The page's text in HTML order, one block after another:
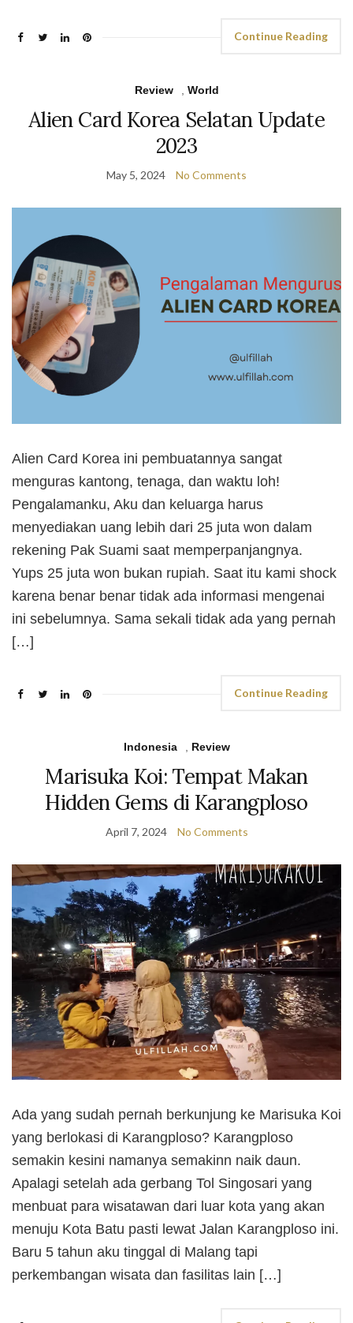
Continue Reading
Review World
Alien Card Korea Selatan Update
2023
May 5, 2024 No Comments
Alien Card Korea ini pembuatannya sangat
menguras kantong, tenaga, dan waktu loh!
Pengalamanku, Aku dan keluarga harus
menyediakan uang lebih dari 25 juta won dalam
rekening Pak Suami saat memperpanjangnya.
Yups 25 juta won bukan rupiah. Saat itu kami shock
karena benar benar tidak ada informasi mengenai
ini sebelumnya. Sama sekali tidak ada yang pernah
[…]
Continue Reading
Indonesia Review
Marisuka Koi: Tempat Makan
Hidden Gems di Karangploso
April 7, 2024 No Comments
Ada yang sudah pernah berkunjung ke Marisuka Koi
yang berlokasi di Karangploso? Karangploso
semakin kesini namanya semakinn naik daun.
Apalagi setelah ada gerbang Tol Singosari yang
menbuat para wisatawan dari luar kota yang akan
menuju Kota Batu pasti lewat Jalan Karangploso ini.
Baru 5 tahun aku tinggal di Malang tapi
perkembangan wisata dan fasilitas lain […]